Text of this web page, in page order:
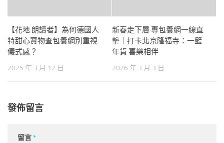
【花地·朗讀者】為何德國人
特甜心寶物查包養網別重視
儀式感？
2025 年 3 月 12 日
新春走下層·專包養網一線直
擊｜打卡北京隆福寺：一籃
年貨 喜樂相伴
2026 年 3 月 3 日
發佈留言
留言*